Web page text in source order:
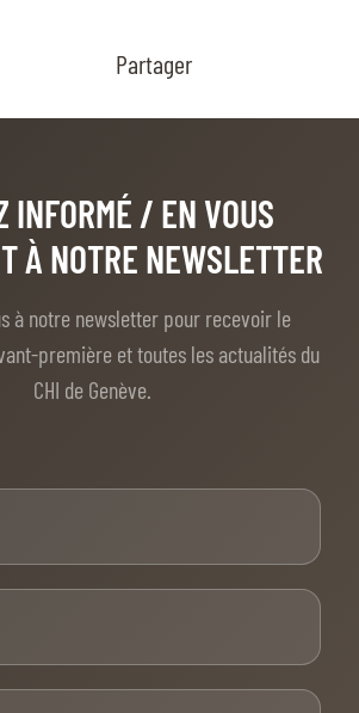
Partager
INFORMÉ / EN VOUS
À NOTRE NEWSLETTER
à notre newsletter pour recevoir le
première et toutes les actualités du
CHI de Genève.